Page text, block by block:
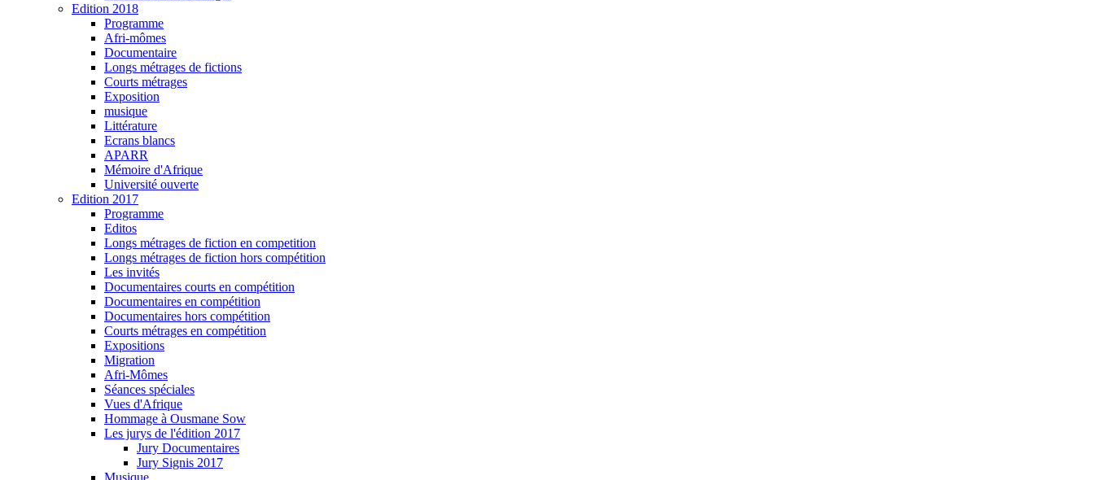
Edition 2018
Programme
Afri-mômes
Documentaire
Longs métrages de fictions
Courts métrages
Exposition
musique
Littérature
Ecrans blancs
APARR
Mémoire d'Afrique
Université ouverte
Edition 2017
Programme
Editos
Longs métrages de fiction en competition
Longs métrages de fiction hors compétition
Les invités
Documentaires courts en compétition
Documentaires en compétition
Documentaires hors compétition
Courts métrages en compétition
Expositions
Migration
Afri-Mômes
Séances spéciales
Vues d'Afrique
Hommage à Ousmane Sow
Les jurys de l'édition 2017
Jury Documentaires
Jury Signis 2017
Musique